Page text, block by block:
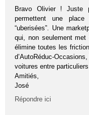
Bravo Olivier ! Juste
permettent une place
“uberisées”. Une
qui, non seulement
élimine toutes les
d’AutoRéduc-
voitures entre
Amitiés,
José
Répondre ici